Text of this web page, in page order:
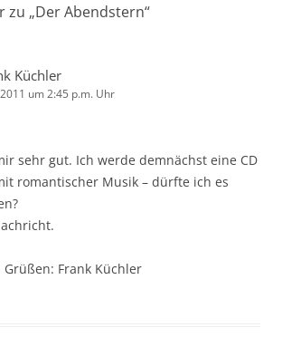
zu „Der Abendstern“
Küchler
um 2:45 p.m. Uhr
sehr gut. Ich werde demnächst eine CD
romantischer Musik – dürfte ich es
Frank Küchler